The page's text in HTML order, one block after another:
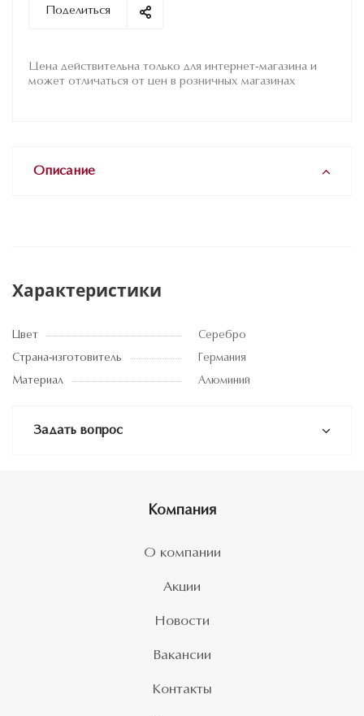
Поделиться
Цена действительна только для интернет-магазина и
может отличаться от цен в розничных магазинах
Описание
Характеристики
Цвет
Серебро
Страна-изготовитель
Германия
Материал
Алюминий
Задать вопрос
Компания
О компании
Акции
Новости
Вакансии
Контакты